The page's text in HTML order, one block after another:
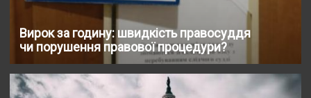
Вирок за годину: швидкість правосуддя
чи порушення правової процедури?